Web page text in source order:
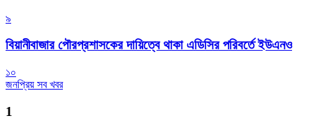
৯
বিয়ানীবাজার পৌরপ্রশাসকের দায়িত্বে থাকা এডিসির পরিবর্তে ইউএনও
১০
জনপ্রিয় সব খবর
1